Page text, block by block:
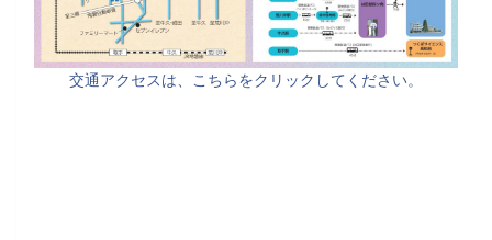
交通アクセスは、こちらをクリックしてください。